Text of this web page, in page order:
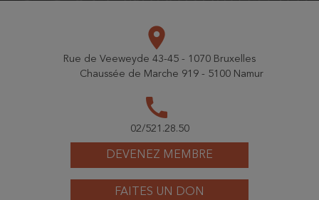
DEVENEZ MEMBRE
FAITES UN DON
place
Rue de Veeweyde 43-45 - 1070 Bruxelles
Chaussée de Marche 919 - 5100 Namur
call
02/521.28.50